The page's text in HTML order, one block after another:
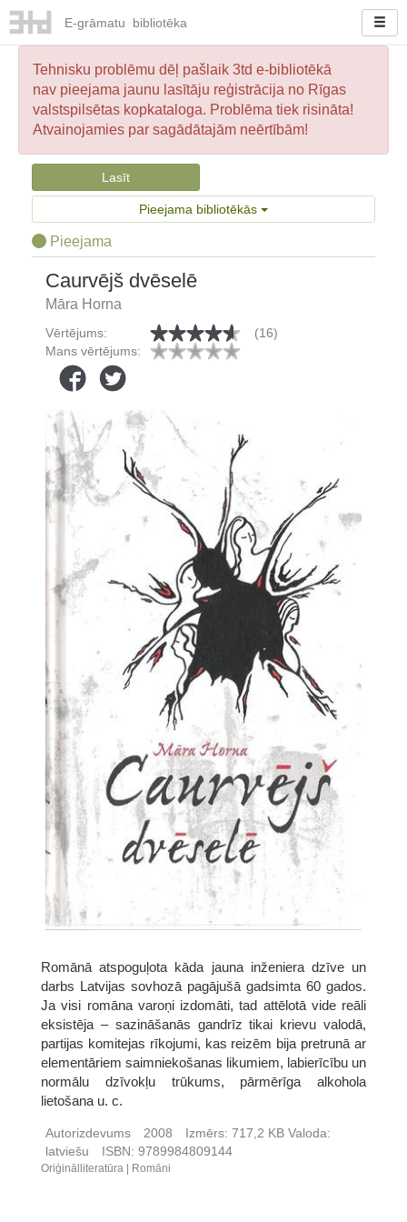
E-grāmatu bibliotēka
Tehnisku problēmu dēļ pašlaik 3td e-bibliotēkā
nav pieejama jaunu lasītāju reģistrācija no Rīgas
valstspilsētas kopkataloga. Problēma tiek risināta!
Atvainojamies par sagādātajām neērtībām!
Lasīt
Pieejama bibliotēkās
Pieejama
Caurvējš dvēselē
Māra Horna
Vērtējums:
(16)
Mans vērtējums:
Romānā atspoguļota kāda jauna inženiera dzīve un
darbs Latvijas sovhozā pagājušā gadsimta 60 gados.
Ja visi romāna varoņi izdomāti, tad attēlotā vide reāli
eksistēja – sazināšanās gandrīz tikai krievu valodā,
partijas komitejas rīkojumi, kas reizēm bija pretrunā ar
elementāriem saimniekošanas likumiem, labierīcību un
normālu dzīvokļu trūkums, pārmērīga alkohola
lietošana u. c.
Autorizdevums 2008 Izmērs: 717,2 KB Valoda:
latviešu
ISBN: 9789984809144
Oriģinālliteratūra Romāni